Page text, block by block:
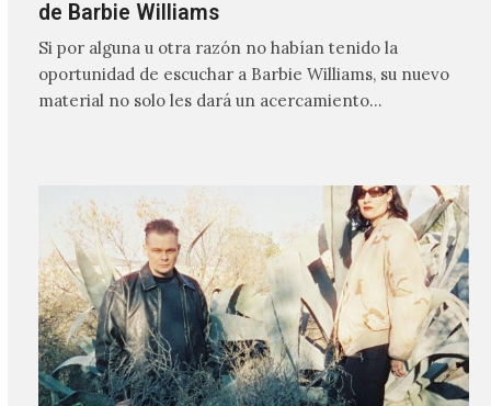
de Barbie Williams
Si por alguna u otra razón no habían tenido la
oportunidad de escuchar a Barbie Williams, su nuevo
material no solo les dará un acercamiento…